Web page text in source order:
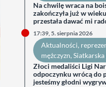
Na chwilę wraca na
zakończyła już w
przestała dawać mi
17:39, 5. sierpnia 2026
Aktualności,
mężczyzn,
Złoci medaliści Ligi
odpoczynku wrócą do
jesteśmy głodni